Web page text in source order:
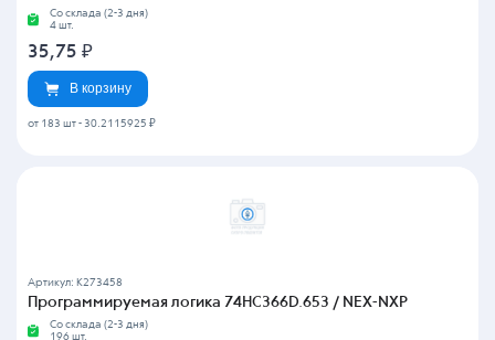
Со склада (2-3 дня)
4 шт.
35,75 ₽
В корзину
от 183 шт - 30.2115925 ₽
Артикул: K273458
Программируемая логика 74HC366D.653 / NEX-NXP
Со склада (2-3 дня)
196 шт.